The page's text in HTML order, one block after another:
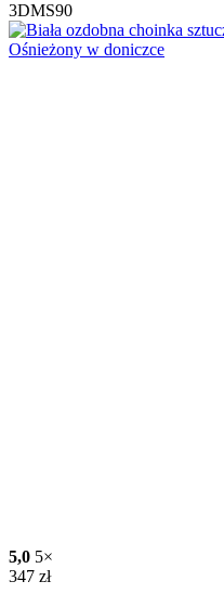
3DMS90
5,0 5×
347 zł